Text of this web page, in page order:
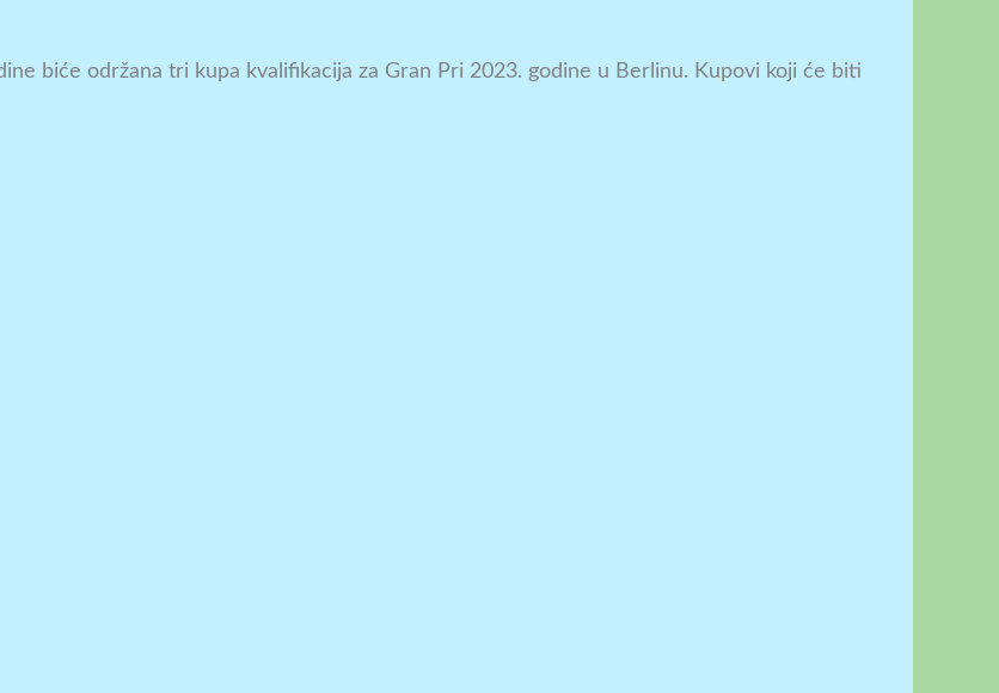
biće održana tri kupa kvalifikacija za Gran Pri 2023. godine u Berlinu. Kupovi koji će biti